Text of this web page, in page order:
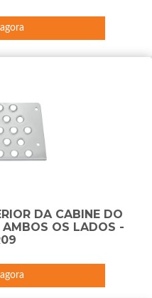
DA CABINE DO
AMBOS OS LADOS -